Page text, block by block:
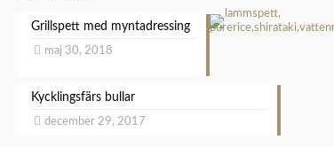
Grillspett med myntadressing
maj 30, 2018
Kycklingsfärs bullar
december 29, 2017